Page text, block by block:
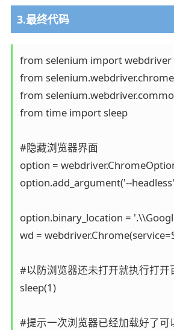
3.最终代码
from selenium import webdriver
from
from
from time import sleep
#隐藏浏览器界面
option =
option.add_argument('--
option.binary_location =
wd =
#以防浏览器还未打开就执行打
sleep(1)
#提示一次浏览器已经加载好了可